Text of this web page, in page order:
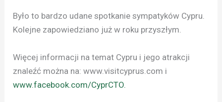
Było to bardzo udane spotkanie sympatyków Cypru.
Kolejne zapowiedziano już w roku przyszłym.
Więcej informacji na temat Cypru i jego atrakcji
znaleźć można na: www.visitcyprus.com i
www.facebook.com/CyprCTO.